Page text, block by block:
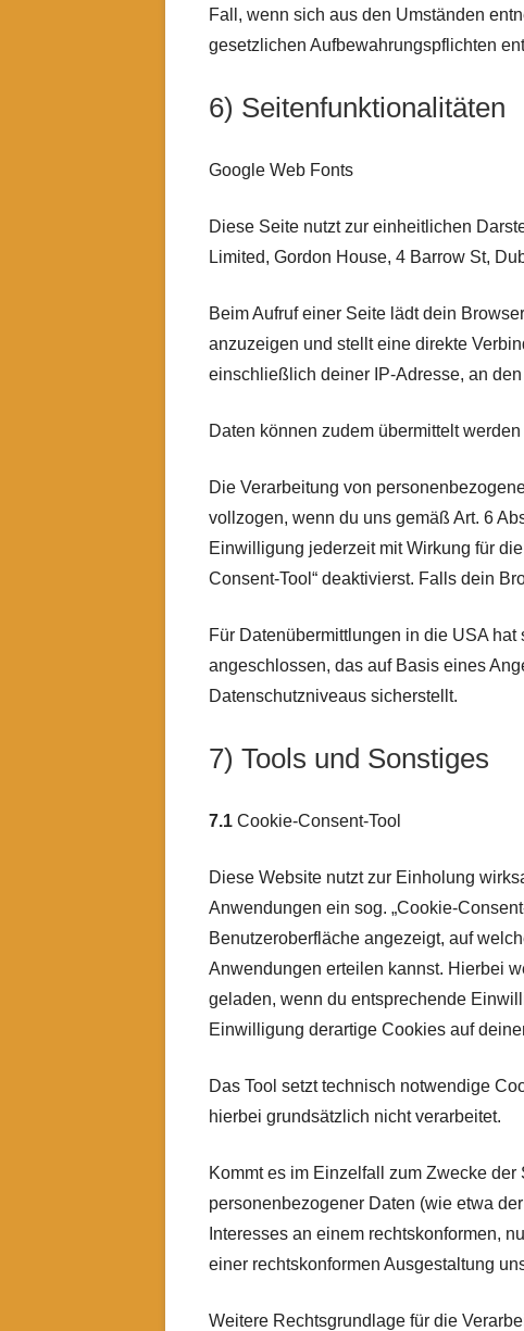
Fall, wenn sich aus den Umständen
gesetzlichen Aufbewahrungspflichten
6) Seitenfunktionalitäten
Google Web Fonts
Diese Seite nutzt zur einheitlichen
Limited, Gordon House, 4 Barrow St,
Beim Aufruf einer Seite lädt dein
anzuzeigen und stellt eine direkte
einschließlich deiner IP-Adresse, an
Daten können zudem übermittelt
Die Verarbeitung von
vollzogen, wenn du uns gemäß Art. 6
Einwilligung jederzeit mit Wirkung für
Consent-Tool“ deaktivierst. Falls dein
Für Datenübermittlungen in die USA
angeschlossen, das auf Basis eines
Datenschutzniveaus sicherstellt.
7) Tools und Sonstiges
7.1 Cookie-Consent-Tool
Diese Website nutzt zur Einholung
Anwendungen ein sog. „Cookie-
Benutzeroberfläche angezeigt, auf
Anwendungen erteilen kannst. Hierbei
geladen, wenn du entsprechende
Einwilligung derartige Cookies auf
Das Tool setzt technisch notwendige
hierbei grundsätzlich nicht verarbeitet.
Kommt es im Einzelfall zum Zwecke
personenbezogener Daten (wie etwa
Interesses an einem rechtskonformen,
einer rechtskonformen Ausgestaltung
Weitere Rechtsgrundlage für die